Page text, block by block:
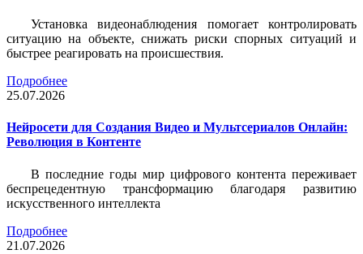
Установка видеонаблюдения помогает контролировать
ситуацию на объекте, снижать риски спорных ситуаций и
быстрее реагировать на происшествия.
Подробнее
25.07.2026
Нейросети для Создания Видео и Мультсериалов Онлайн:
Революция в Контенте
В последние годы мир цифрового контента переживает
беспрецедентную трансформацию благодаря развитию
искусственного интеллекта
Подробнее
21.07.2026